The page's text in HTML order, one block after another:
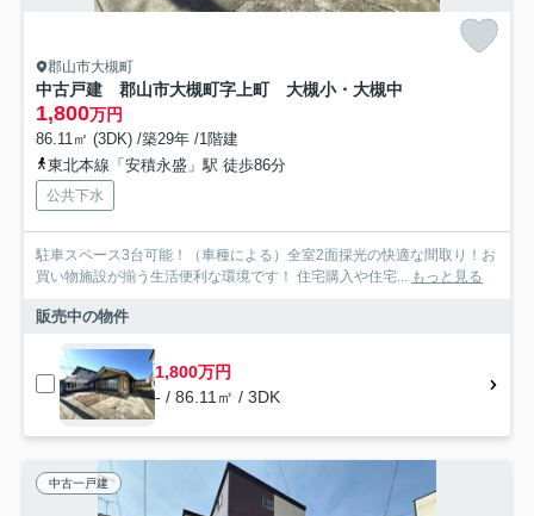
郡山市大槻町
中古戸建 郡山市大槻町字上町 大槻小・大槻中
1,800万円
86.11㎡ (3DK) /築29年 /1階建
東北本線「安積永盛」駅 徒歩86分
公共下水
駐車スペース3台可能！（車種による）全室2面採光の快適な間取り！お
買い物施設が揃う生活便利な環境です！ 住宅購入や住宅...
もっと見る
販売中の物件
1,800万円
- / 86.11㎡ / 3DK
中古一戸建